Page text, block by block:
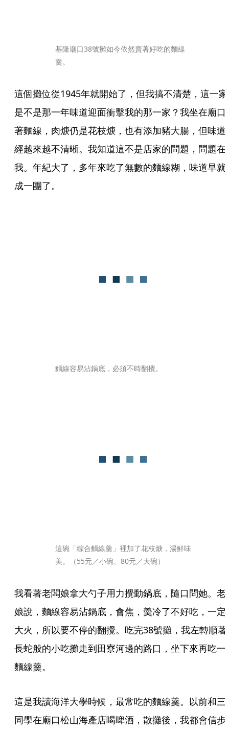
基隆廟口38號攤如今依然賣著好吃的麵線
羹。
這個攤位從1945年就開始了，但我搞不清楚，這一家
是不是那一年味道迎面衝擊我的那一家？我坐在廟口
著麵線，肉焿仍是花枝焿，也有添加豬大腸，但味道
經越來越不清晰。我知道這不是店家的問題，問題在
我。年紀大了，多年來吃了無數的麵線糊，味道早就
成一團了。
麵線容易沾鍋底，必須不時翻攪。
這碗「綜合麵線羹」裡加了花枝焿，湯鮮味
美。（55元／小碗、80元／大碗）
我看著老闆娘拿大勺子用力攪動鍋底，隨口問她。老
娘說，麵線容易沾鍋底，會焦，羮冷了不好吃，一定
大火，所以要不停的翻攪。吃完38號攤，我左轉順著
長蛇般的小吃攤走到田寮河邊的路口，坐下來再吃一
麵線羹。
這是我讀海洋大學時候，最常吃的麵線羹。以前和三
同學在廟口松山海產店喝啤酒，散攤後，我都會信步